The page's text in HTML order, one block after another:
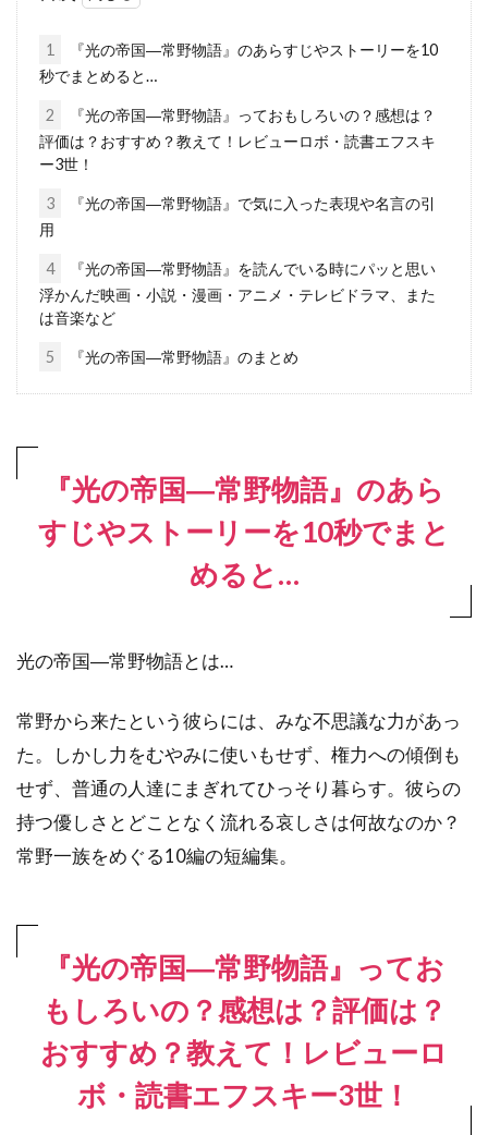
1
『光の帝国―常野物語』のあらすじやストーリーを10
秒でまとめると…
2
『光の帝国―常野物語』っておもしろいの？感想は？
評価は？おすすめ？教えて！レビューロボ・読書エフスキ
ー3世！
3
『光の帝国―常野物語』で気に入った表現や名言の引
用
4
『光の帝国―常野物語』を読んでいる時にパッと思い
浮かんだ映画・小説・漫画・アニメ・テレビドラマ、また
は音楽など
5 『光の帝国―常野物語』のまとめ
『光の帝国―常野物語』のあら
すじやストーリーを10秒でまと
めると…
光の帝国―常野物語とは…
常野から来たという彼らには、みな不思議な力があっ
た。しかし力をむやみに使いもせず、権力への傾倒も
せず、普通の人達にまぎれてひっそり暮らす。彼らの
持つ優しさとどことなく流れる哀しさは何故なのか？
常野一族をめぐる10編の短編集。
『光の帝国―常野物語』ってお
もしろいの？感想は？評価は？
おすすめ？教えて！レビューロ
ボ・読書エフスキー3世！